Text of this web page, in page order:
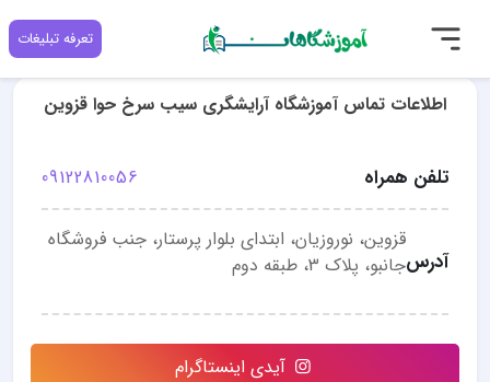
تعرفه تبلیغات
اطلاعات تماس آموزشگاه آرایشگری سیب سرخ حوا قزوین
تلفن همراه 09122810056
آدرس
قزوین، نوروزیان، ابتدای بلوار پرستار، جنب فروشگاه
جانبو، پلاک 3، طبقه دوم
آیدی اینستاگرام